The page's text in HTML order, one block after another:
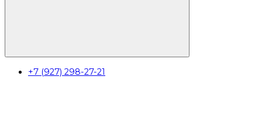
+7 (927) 298-27-21